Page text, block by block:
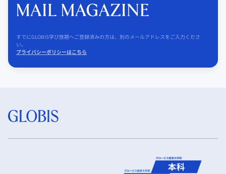
すでにGLOBIS学び放題へご登録済みの方は、別のメールアドレスをご入力くださ
い。
プライバシーポリシーはこちら